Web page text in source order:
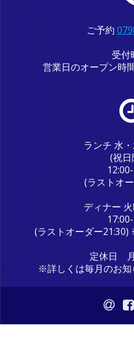
ご予約
受付
営業日のオープン時
ランチ 水
(祝日
(ラストオ
ディナー
(ラストオーダー21:30)
定休日
※詳しくは毎月のお知